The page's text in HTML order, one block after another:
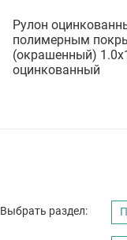
Рулон
полимерным
(окрашенный)
оцинкованный
Выбрать раздел: